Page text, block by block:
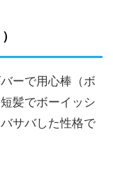
ーで用心棒（ボ
髪でボーイッシ
サバした性格で